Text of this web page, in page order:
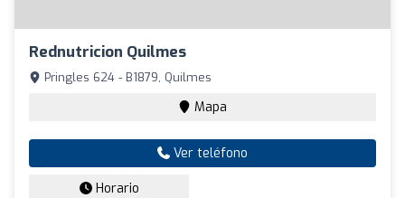
Rednutricion Quilmes
Pringles 624 - B1879, Quilmes
Mapa
Ver teléfono
Horario